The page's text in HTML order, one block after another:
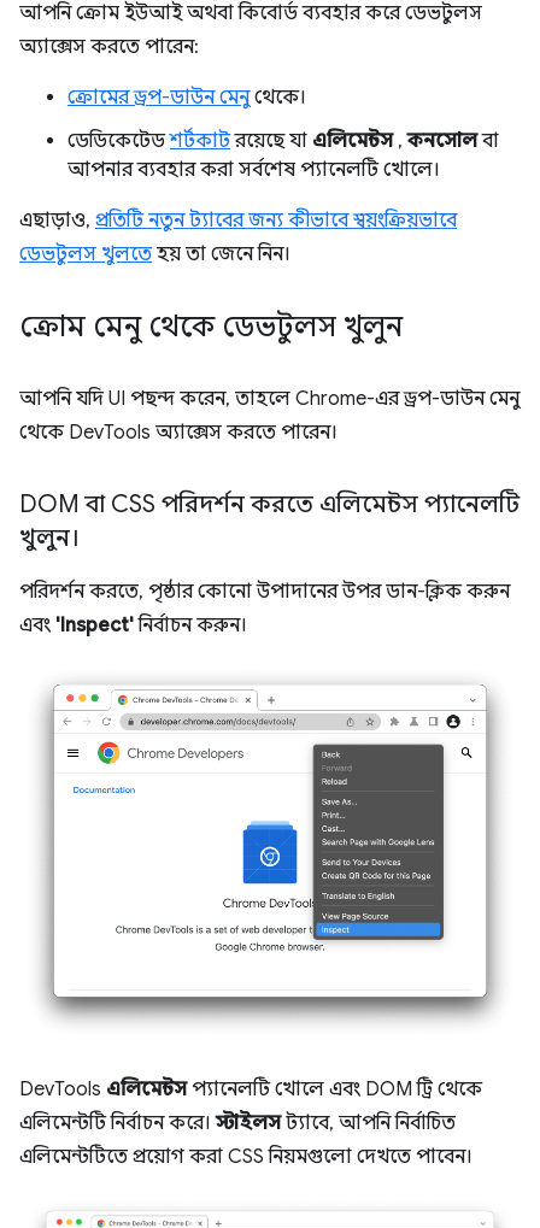
আপনি ক্রোম ইউআই অথবা কিবোর্ড ব্যবহার করে ডেভটুলস
অ্যাক্সেস করতে পারেন:
ক্রোমের ড্রপ-ডাউন মেনুথেকে।
ডেডিকেটেডশর্টকাটরয়েছে যা এলিমেন্টস,কনসোলবা
আপনার ব্যবহার করা সর্বশেষ প্যানেলটি খোলে।
এছাড়াও, প্রতিটি নতুন ট্যাবের জন্য কীভাবে স্বয়ংক্রিয়ভাবে
ডেভটুলস খুলতে হয় তা জেনে নিন।
ক্রোম মেনু থেকে ডেভটুলস খুলুন
আপনি যদি UI পছন্দ করেন, তাহলে Chrome-এর ড্রপ-ডাউন মেনু
থেকে DevTools অ্যাক্সেস করতে পারেন।
DOM বা CSS পরিদর্শন করতে এলিমেন্টস প্যানেলটি
খুলুন।
পরিদর্শন করতে, পৃষ্ঠার কোনো উপাদানের উপর ডান-ক্লিক করুন
এবং 'Inspect'নির্বাচন করুন।
DevTools এলিমেন্টসপ্যানেলটি খোলে এবং DOM ট্রি থেকে
এলিমেন্টটি নির্বাচন করে।স্টাইলসট্যাবে, আপনি নির্বাচিত
এলিমেন্টটিতে প্রয়োগ করা CSS নিয়মগুলো দেখতে পাবেন।